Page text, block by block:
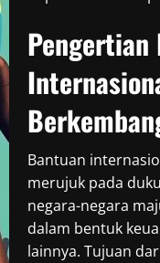
Pengertian
Bantuan
merujuk pada
negara-negara
dalam bentuk
lainnya. Tujuan